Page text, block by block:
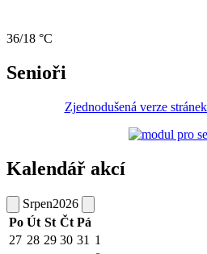
36/18 °C
Senioři
Zjednodušená verze
Kalendář akcí
Srpen2026
Po Út St Čt Pá
27 28 29 30 31 1